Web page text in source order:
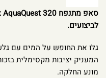
לביצועים.
מונע החלקה.